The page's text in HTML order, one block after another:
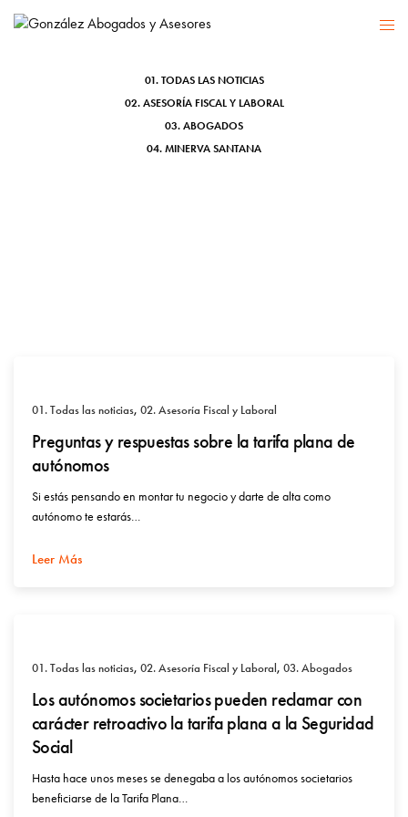
TARIFA PLANA
01. TODAS LAS NOTICIAS
02. ASESORÍA FISCAL Y LABORAL
03. ABOGADOS
04. MINERVA SANTANA
01. Todas las noticias, 02. Asesoría Fiscal y Laboral
Preguntas y respuestas sobre la tarifa plana de
autónomos
Si estás pensando en montar tu negocio y darte de alta como
autónomo te estarás…
Leer Más
01. Todas las noticias, 02. Asesoría Fiscal y Laboral, 03. Abogados
Los autónomos societarios pueden reclamar con
carácter retroactivo la tarifa plana a la Seguridad
Social
Hasta hace unos meses se denegaba a los autónomos societarios
beneficiarse de la Tarifa Plana…